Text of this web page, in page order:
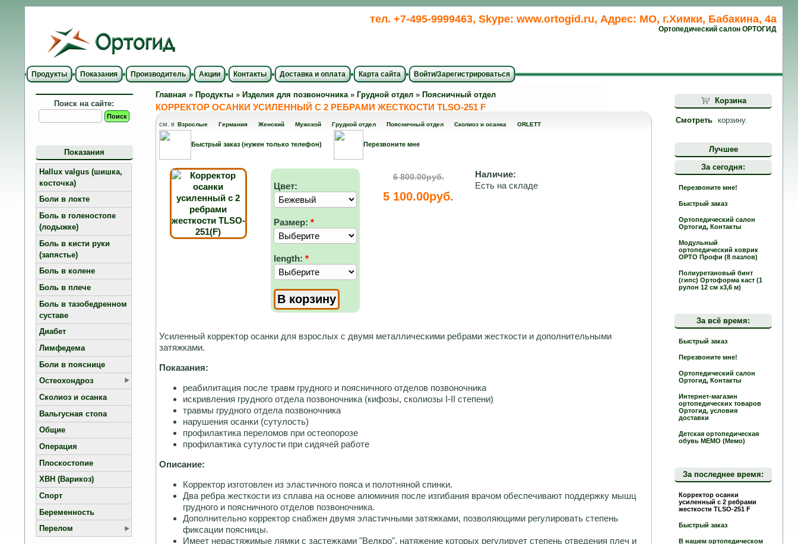
тел. +7-495-9999463, Skype: www.ortogid.ru, Адрес: МО, г.Химки, Бабакина, 4а
Ортопедический салон ОРТОГИД
Продукты Показания Производитель Акции Контакты Доставка и оплата Карта сайта Войти/Зарегистрироваться
Поиск на сайте:
Показания
Hallux valgus (шишка,
косточка)
Боли в локте
Боль в голеностопе
(лодыжке)
Боль в кисти руки
(запястье)
Боль в колене
Боль в плече
Боль в тазобедренном
суставе
Диабет
Лимфедема
Боли в пояснице
Остеохондроз
Сколиоз и осанка
Вальгусная стопа
Общие
Операция
Плоскостопие
ХВН (Варикоз)
Спорт
Беременность
Перелом
Главная » Продукты» Изделия для позвоночника» Грудной отдел» Поясничный отдел
КОРРЕКТОР ОСАНКИ УСИЛЕННЫЙ С 2 РЕБРАМИ ЖЕСТКОСТИ TLSO-251 F
см. в Взрослые Германия Женский Мужской Грудной отдел Поясничный отдел Сколиоз и осанка ORLETT
Быстрый заказ (нужен только телефон) Перезвоните мне
6 800.00руб.
5 100.00руб.
Наличие:
Есть на складе
Усиленный корректор осанки для взрослых с двумя металлическими ребрами жесткости и дополнительными
затяжками.
Показания:
реабилитация после травм грудного и поясничного отделов позвоночника
искривления грудного отдела позвоночника (кифозы, сколиозы I-II степени)
травмы грудного отдела позвоночника
нарушения осанки (сутулость)
профилактика переломов при остеопорозе
профилактика сутулости при сидячей работе
Описание:
Корректор изготовлен из эластичного пояса и полотняной спинки.
Два ребра жесткости из сплава на основе алюминия после изгибания врачом обеспечивают поддержку мышц
грудного и поясничного отделов позвоночника.
Дополнительно корректор снабжен двумя эластичными затяжками, позволяющими регулировать степень
фиксации поясницы.
Имеет нерастяжимые лямки с застежками "Велкро", натяжение которых регулирует степень отведения плеч и
Цвет:
Размер: *
length: *
Корзина
Смотреть корзину.
Лучшее
За сегодня:
Перезвоните мне!
Быстрый заказ
Ортопедический салон
Ортогид, Контакты
Модульный
ортопедический коврик
ОРТО Профи (8 пазлов)
Полиуретановый бинт
(гипс) Ортоформа каст (1
рулон 12 см х3,6 м)
За всё время:
Быстрый заказ
Перезвоните мне!
Ортопедический салон
Ортогид, Контакты
Интернет-магазин
ортопедических товаров
Ортогид, условия
доставки
Детская ортопедическая
обувь MEMO (Мемо)
За последнее время:
Корректор осанки
усиленный с 2 ребрами
жесткости TLSO-251 F
Быстрый заказ
В нашем ортопедическом